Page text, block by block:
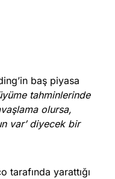
baş piyasa
tahminlerinde
olursa,
var’ diyecek bir
tarafında yarattığı